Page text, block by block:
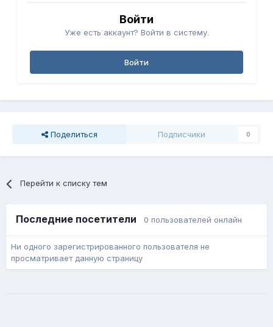
Войти
Уже есть аккаунт? Войти в систему.
Войти
Поделиться Подписчики 0
Перейти к списку тем
Последние посетители 0 пользователей онлайн
Ни одного зарегистрированного пользователя не
просматривает данную страницу